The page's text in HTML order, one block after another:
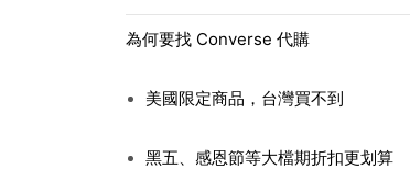
為何要找 Converse 代購
美國限定商品，台灣買不到
黑五、感恩節等大檔期折扣更划算